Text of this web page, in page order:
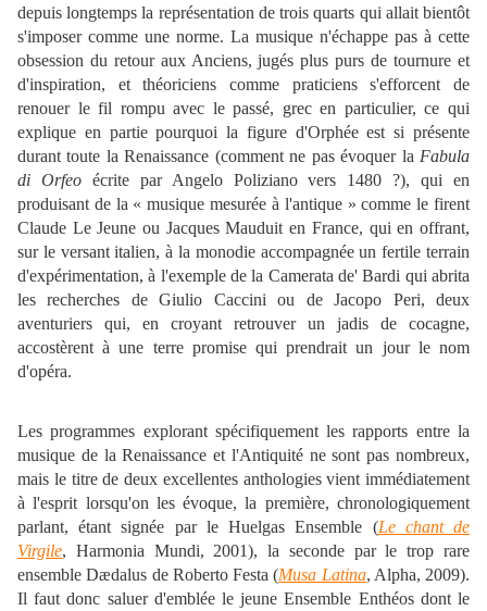
depuis longtemps la représentation de trois quarts qui allait bientôt
s'imposer comme une norme. La musique n'échappe pas à cette
obsession du retour aux Anciens, jugés plus purs de tournure et
d'inspiration, et théoriciens comme praticiens s'efforcent de
renouer le fil rompu avec le passé, grec en particulier, ce qui
explique en partie pourquoi la figure d'Orphée est si présente
durant toute la Renaissance (comment ne pas évoquer la Fabula
di Orfeoécrite par Angelo Poliziano vers 1480 ?), qui en
produisant de la « musique mesurée à l'antique » comme le firent
Claude Le Jeune ou Jacques Mauduit en France, qui en offrant,
sur le versant italien, à la monodie accompagnée un fertile terrain
d'expérimentation, à l'exemple de la Camerata de' Bardi qui abrita
les recherches de Giulio Caccini ou de Jacopo Peri, deux
aventuriers qui, en croyant retrouver un jadis de cocagne,
accostèrent à une terre promise qui prendrait un jour le nom
d'opéra.
Les programmes explorant spécifiquement les rapports entre la
musique de la Renaissance et l'Antiquité ne sont pas nombreux,
mais le titre de deux excellentes anthologies vient immédiatement
à l'esprit lorsqu'on les évoque, la première, chronologiquement
parlant, étant signée par le Huelgas Ensemble (Le chant de
Virgile, Harmonia Mundi, 2001), la seconde par le trop rare
ensemble Dædalus de Roberto Festa (Musa Latina, Alpha, 2009).
Il faut donc saluer d'emblée le jeune Ensemble Enthéos dont le